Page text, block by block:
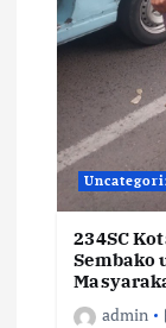
234SC
Sembako
admin